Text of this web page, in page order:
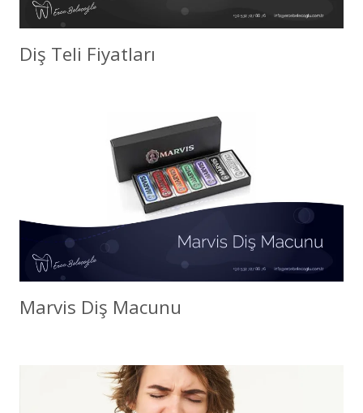
Diş Teli Fiyatları
Marvis Diş Macunu